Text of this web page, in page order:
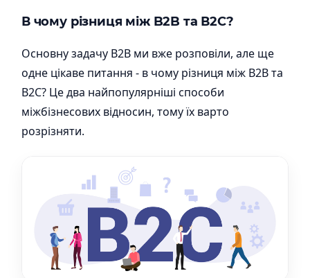
В чому різниця між B2B та В2С?
Основну задачу B2B ми вже розповіли, але ще
одне цікаве питання - в чому різниця між B2B та
В2С? Це два найпопулярніші способи
міжбізнесових відносин, тому їх варто
розрізняти.